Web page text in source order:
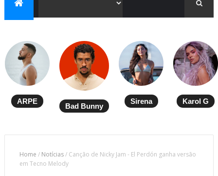
ARPE
Bad Bunny
Sirena Karol G
Home / Notícias/ Canção de Nicky Jam - El Perdón ganha versão
em Tecno Melody